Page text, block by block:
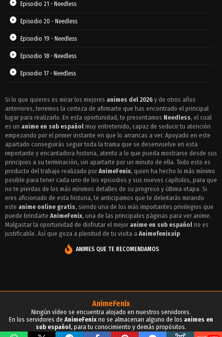
Episodio 21 - Needless
Episodio 20 - Needless
Episodio 19 - Needless
Episodio 18 - Needless
Episodio 17 - Needless
Episodio 15 - Needless
Episodio 14 - Needless
Episodio 13 - Needless
Episodio 12 - Needless
Episodio 11 - Needless
Episodio 10 - Needless
Episodio 9 - Needless
Episodio 8 - Needless
Episodio 7 - Needless
Episodio 3 - Needless
Episodio 2 - Needless
Si lo que quieres es mirar los mejores animes del 2026 y de otros años
anteriores, tenemos la certeza de afirmarte que has encontrado el principal
lugar para realizarlo. En esta oportunidad, te presentamos Needless, el cual
es un anime en sub español muy entretenido, capaz de seducir tu atención
empezando por el primer instante en que lo arrancas a ver. Apoyado en este
apartado conseguirás seguir toda la trama que se desenvuelve en esta
importante y encantadora historia, atento a lo que pueda mostrarse desde sus
principios a su terminación, sin apartarte por un minuto de ella. Todo esto es
producto del trabajo realizado por AnimeFenix, quien ha hecho lo más mínimo
posible para tener cada uno de los episodios y sus nuevos capítulos, para que
no te pierdas de los más mínimos detalles de su progreso y última etapa. Si
eres aficionado de esta historia, te anticipamos que te deleitarás mirando
este anime online gratis, siendo una de los más importantes privilegios que
puede brindarte AnimeFenix, una de las principales páginas para ver anime.
Malgastar la oportunidad de disfrutar el mejor anime en sub español no es
justificable. Así que goza a plenitud de tu visita a Animefenix.vip
ANIMES QUE TE RECOMENDAMOS
AnimeFenix
Ningún vídeo se encuentra alojado en nuestros servidores.
En los servidores de AnimeFenix no se almacenan alguno de los animes en
sub español, para tu conocimiento y demás propósitos.